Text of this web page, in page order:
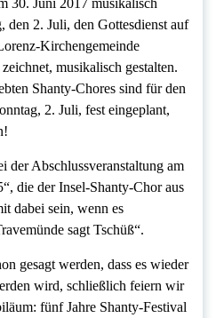
30. Juni 2017 musikalisch
den 2. Juli, den Gottesdienst auf
Kirchengemeinde
musikalisch gestalten.
Shanty-Chores sind für den
2. Juli, fest eingeplant,
der Abschlussveranstaltung am
die der Insel-Shanty-Chor aus
dabei sein, wenn es
sagt Tschüß“.
gesagt werden, dass es wieder
wird, schließlich feiern wir
fünf Jahre Shanty-Festival